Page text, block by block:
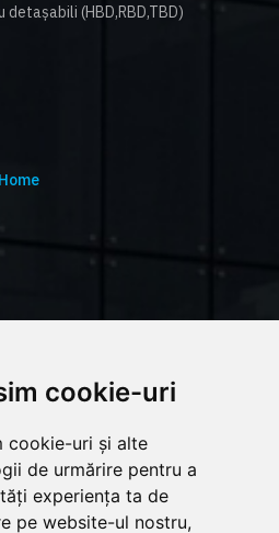
cookie-uri
cookie-uri și alte
de urmărire pentru a
experiența ta de
pe website-ul nostru,
(HBD,RBD,TBD)